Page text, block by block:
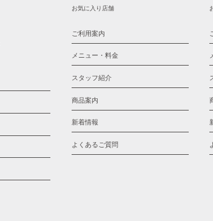
お気に入り店舗
ご利用案内
メニュー・料金
スタッフ紹介
商品案内
新着情報
よくあるご質問